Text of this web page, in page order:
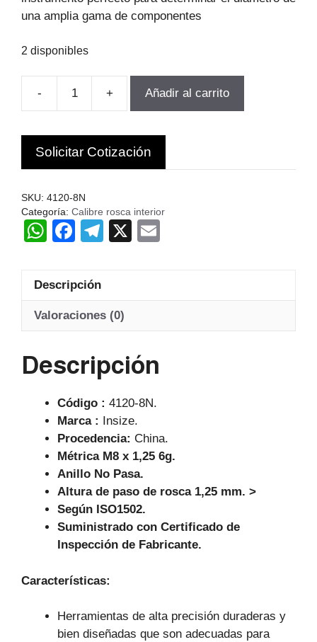
$89.000.$60.519.
una amplia gama de componentes
2 disponibles
-
ANILLO
ROSCA
METRICA
NO
M8X1.25
INSIZE
CHN
+ Añadir al carrito
Solicitar Cotización
SKU: 4120-8N
Categoría: Calibre rosca interior
W
at
s
A
p
F
c
e
b
o
T
gr
a
X
Descripción
Valoraciones (0)
Descripción
Código : 4120-8N.
Marca : Insize.
Procedencia: China.
Métrica M8 x 1,25 6g.
Anillo No Pasa.
Altura de paso de rosca 1,25 mm. >
Según ISO1502.
Suministrado con Certificado de
Inspección de Fabricante.
Características:
Herramientas de alta precisión duraderas y
bien diseñadas que son adecuadas para